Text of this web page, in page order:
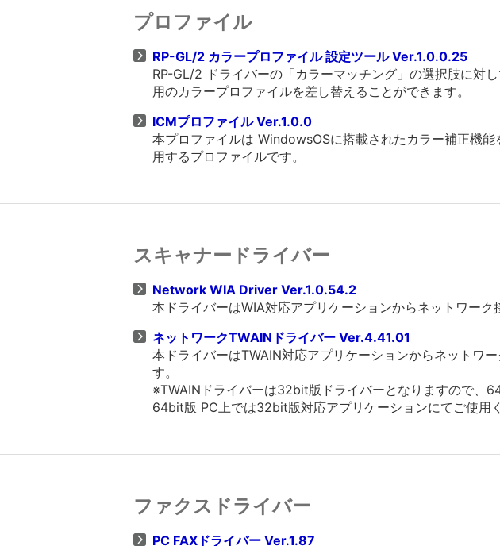
プロファイル
RP-GL/2 カラープロファイル 設定ツール Ver.1.0.0.25
RP-GL/2 ドライバーの「カラーマッチング」の選択肢に対
用のカラープロファイルを差し替えることができます。
ICMプロファイル Ver.1.0.0
本プロファイルは WindowsOSに搭載されたカラー補正機
用するプロファイルです。
スキャナードライバー
Network WIA Driver Ver.1.0.54.2
本ドライバーはWIA対応アプリケーションからネットワー
ネットワークTWAINドライバー Ver.4.41.01
本ドライバーはTWAIN対応アプリケーションからネットワ
す。
※TWAINドライバーは32bit版ドライバーとなりますので、
64bit版 PC上では32bit版対応アプリケーションにてご使用く
ファクスドライバー
PC FAXドライバー Ver.1.87